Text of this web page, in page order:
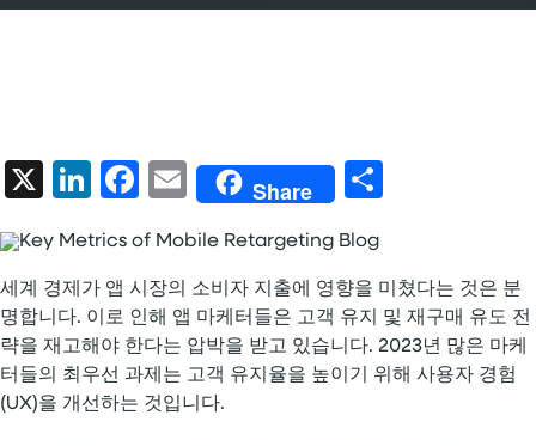
X LinkedIn
Facebook
Email
Share
세계 경제가 앱 시장의 소비자 지출에 영향을 미쳤다는 것은 분
명합니다. 이로 인해 앱 마케터들은 고객 유지 및 재구매 유도 전
략을 재고해야 한다는 압박을 받고 있습니다. 2023년 많은 마케
터들의 최우선 과제는 고객 유지율을 높이기 위해 사용자 경험
(UX)을 개선하는 것입니다.